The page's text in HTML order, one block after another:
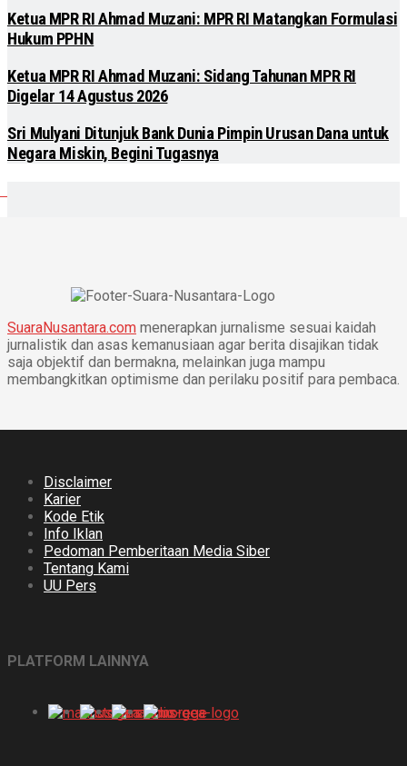
Ketua MPR RI Ahmad Muzani: MPR RI Matangkan Formulasi
Hukum PPHN
Ketua MPR RI Ahmad Muzani: Sidang Tahunan MPR RI
Digelar 14 Agustus 2026
Sri Mulyani Ditunjuk Bank Dunia Pimpin Urusan Dana untuk
Negara Miskin, Begini Tugasnya
SuaraNusantara.com menerapkan jurnalisme sesuai kaidah
jurnalistik dan asas kemanusiaan agar berita disajikan tidak
saja objektif dan bermakna, melainkan juga mampu
membangkitkan optimisme dan perilaku positif para pembaca.
Disclaimer
Karier
Kode Etik
Info Iklan
Pedoman Pemberitaan Media Siber
Tentang Kami
UU Pers
PLATFORM LAINNYA